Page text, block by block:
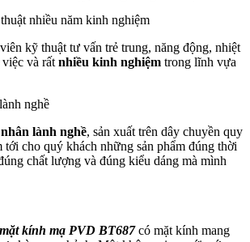
kỹ thuật tư vấn trẻ trung, năng động, nhiệt
và rất nhiều kinh nghiệm trong lĩnh vựa
lành nghề, sản xuất trên dây chuyền quy
tới cho quý khách những sản phẩm đúng thời
chất lượng và đúng kiểu dáng mà mình
kính mạ PVD BT687có mặt kính mang